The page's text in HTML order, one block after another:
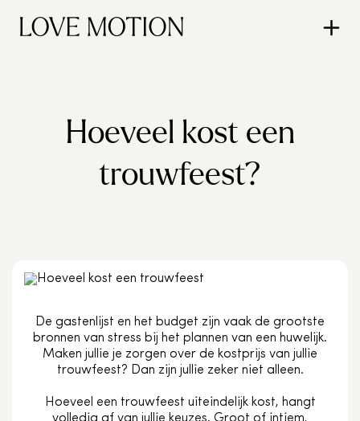
Hoeveel kost een
trouwfeest?
De gastenlijst en het budget zijn vaak de grootste
bronnen van stress bij het plannen van een huwelijk.
Maken jullie je zorgen over de kostprijs van jullie
trouwfeest? Dan zijn jullie zeker niet alleen.
Hoeveel een trouwfeest uiteindelijk kost, hangt